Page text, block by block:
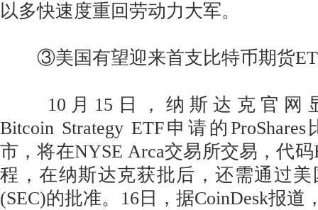
以多快速度重回劳动力大军。
③美国有望迎来首支比特币期货
10月15日，纳斯达克官网
Bitcoin Strategy ETF申请的
市，将在NYSE Arca交易所交易，代
程，在纳斯达克获批后，还需通过
(SEC)的批准。16日，据CoinDesk报道